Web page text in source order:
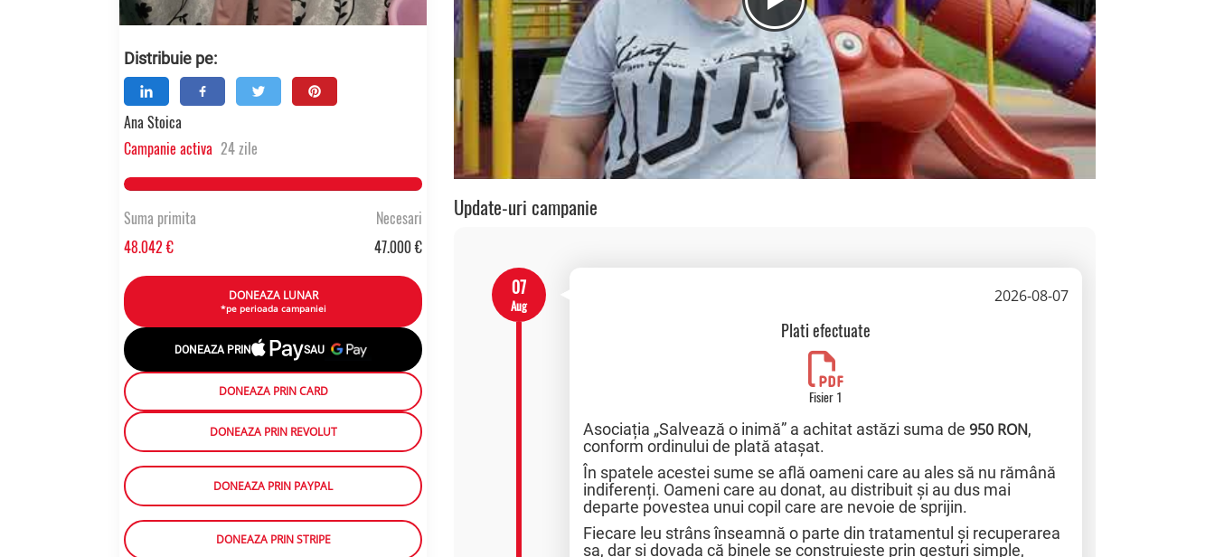
Distribuie pe:
Ana Stoica
Campanie activa 24 zile
102.21659574468% Complete
Suma primita
48.042 €
Necesari
47.000 €
DONEAZA LUNAR
*pe perioada campaniei
DONEAZA PRIN SAU
DONEAZA PRIN CARD
DONEAZA PRIN REVOLUT
DONEAZA PRIN PAYPAL
DONEAZA PRIN STRIPE
Update-uri campanie
07
Aug 2026-08-07
Plati efectuate
Fisier 1
Asociația „Salvează o inimă” a achitat astăzi suma de950 RON,
conform ordinului de plată atașat.
În spatele acestei sume se află oameni care au ales să nu rămână
indiferenți. Oameni care au donat, au distribuit și au dus mai
departe povestea unui copil care are nevoie de sprijin.
Fiecare leu strâns înseamnă o parte din tratamentul și recuperarea
sa, dar și dovada că binele se construiește prin gesturi simple,